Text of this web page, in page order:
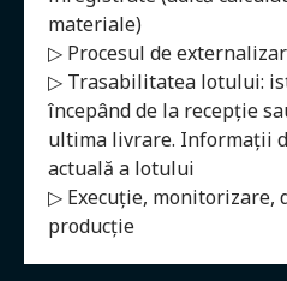
materiale)
▷ Procesul de
▷ Trasabilitatea lotului:
începând de la recepție
ultima livrare. Informații
actuală a lotului
▷ Execuție, monitorizare,
producție